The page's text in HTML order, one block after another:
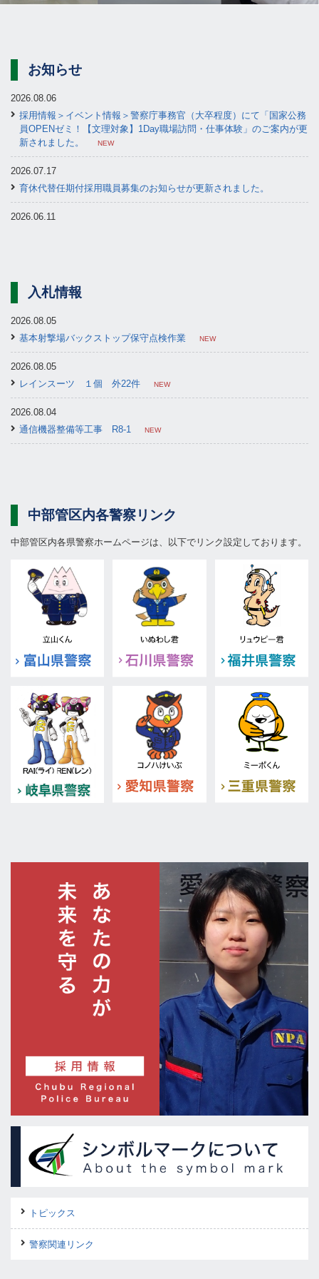
お知らせ
2026.08.06
採用情報＞イベント情報＞警察庁事務官（大卒程度）にて「国家公務
員OPENゼミ！【文理対象】1Day職場訪問・仕事体験」のご案内が更
新されました。
NEW
2026.07.17
育休代替任期付採用職員募集のお知らせが更新されました。
2026.06.11
程度））が更新されました。
2025.12.09
採用情報＞職員紹介＞「職員インタビュー②」（警察庁事務官（大卒
程度））が更新されました。
2025.12.09
採用情報＞職員紹介＞「職員インタビュー①」（警察庁事務官（大卒
程度））が更新されました。
採用情報＞人材育成＞「多様なライフスタイル」（警察庁事務官（大
入札情報
2026.08.05
基本射撃場バックストップ保守点検作業
NEW
2026.08.05
レインスーツ １個 外22件
NEW
2026.08.04
通信機器整備等工事 R8-1
NEW
2026.08.03
令和８年度鉄塔等塗装補修工事
NEW
2026.08.03
クリアポンチョ ２着 外41件
NEW
2026.07.31
令和８年度車載用通信機器搭載等作業
2026.07.29
帯域保証型イーサネットサービス IPR-1
ノートパソコン用クーラー ５個 外３件
中部管区内各警察リンク
中部管区内各県警察ホームページは、以下でリンク設定しております。
トピックス
警察関連リンク